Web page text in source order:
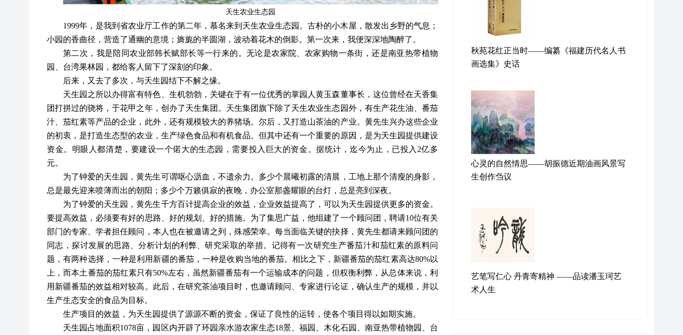
天生农业生态园
1999年，是我到省农业厅工作的第二年，慕名来到天生农业生态园。古朴的小木屋，散发出乡野的气息；
小园的香曲径，营造了通幽的意境；旖旎的半圆湖，波动着花木的倒影。第一次来，我便深深地陶醉了。
第二次，我是陪同农业部韩长赋部长等一行来的。无论是农家院、农家购物一条街，还是南亚热带植物
园、台湾果林园，都给客人留下了深刻的印象。
后来，又去了多次，与天生园结下不解之缘。
天生园之所以办得富有特色、生机勃勃，关键在于有一位优秀的掌园人黄玉森董事长，这位曾经在天香集
团打拼过的骁将，于花甲之年，创办了天生集团。天生集团旗下除了天生农业生态园外，有生产花生油、番茄
汁、茄红素等产品的企业，此外，还有规模较大的养猪场。尔后，又打造山茶油的产业。黄先生兴办这些企业
的初衷，是打造生态型的农业，生产绿色食品和有机食品。但其中还有一个重要的原因，是为天生园提供建设
资金。明眼人都清楚，要建设一个偌大的生态园，需要投入巨大的资金。据统计，迄今为止，已投入 2亿多
元。
为了钟爱的天生园，黄先生可谓呕心沥血，不遗余力。多少个晨曦初露的清晨，工地上那个清瘦的身影，
总是最先迎来喷薄而出的朝阳；多少个万籁俱寂的夜晚，办公室那盏耀眼的台灯，总是亮到深夜。
为了钟爱的天生园，黄先生千方百计提高企业的效益，企业效益提高了，可以为天生园提供更多的资金。
要提高效益，必须要有好的思路、好的规划、好的措施。为了集思广益，他组建了一个顾问团，聘请10位有关
部门的专家、学者担任顾问，本人也在被邀请之列，殊感荣幸。每当面临关键的抉择，黄先生都请来顾问团的
同志，探讨发展的思路、分析计划的利弊、研究采取的举措。记得有一次研究生产番茄汁和茄红素的原料问
题，有两种选择，一种是利用新疆的番茄，一种是收购当地的番茄。相比之下，新疆番茄的茄红素高达80%以
上，而本土番茄的茄红素只有50%左右，虽然新疆番茄有一个运输成本的问题，但权衡利弊，从总体来说，利
用新疆番茄的效益相对较高。此后，在研究茶油项目时，也邀请顾问、专家进行论证，确认生产的规模，并以
生产生态安全的食品为目标。
生产项目的效益，为天生园提供了源源不断的资金，保证了良性的运转，使各个项目得以如期实施。
天生园占地面积1078亩，园区内开辟了环园亲水游农家生态18景、福园、木化石园、南亚热带植物园、台
秋苑花红正当时——编纂《福建历代名人书
画选集》史话
心灵的自然情思——胡振德近期油画风景写
生创作刍议
艺笔写仁心 丹青寄精神 ——品读潘玉珂艺
术人生